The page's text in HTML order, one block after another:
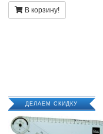
В корзину!
ДЕЛАЕМ СКИДКУ